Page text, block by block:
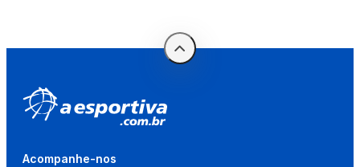
Acompanhe-nos